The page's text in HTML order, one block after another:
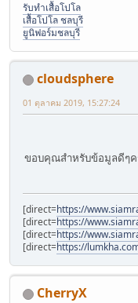
รับทำเสื้อโปโล
เสื้อโปโล ชลบุรี
ยูนิฟอร์มชลบุรี
cloudsphere
01 ตุลาคม 2019, 15:27:24
ขอบคุณสำหรับข้อมูลดีๆ
[direct=https://
[direct=https://
[direct=https://
[direct=https://
CherryX